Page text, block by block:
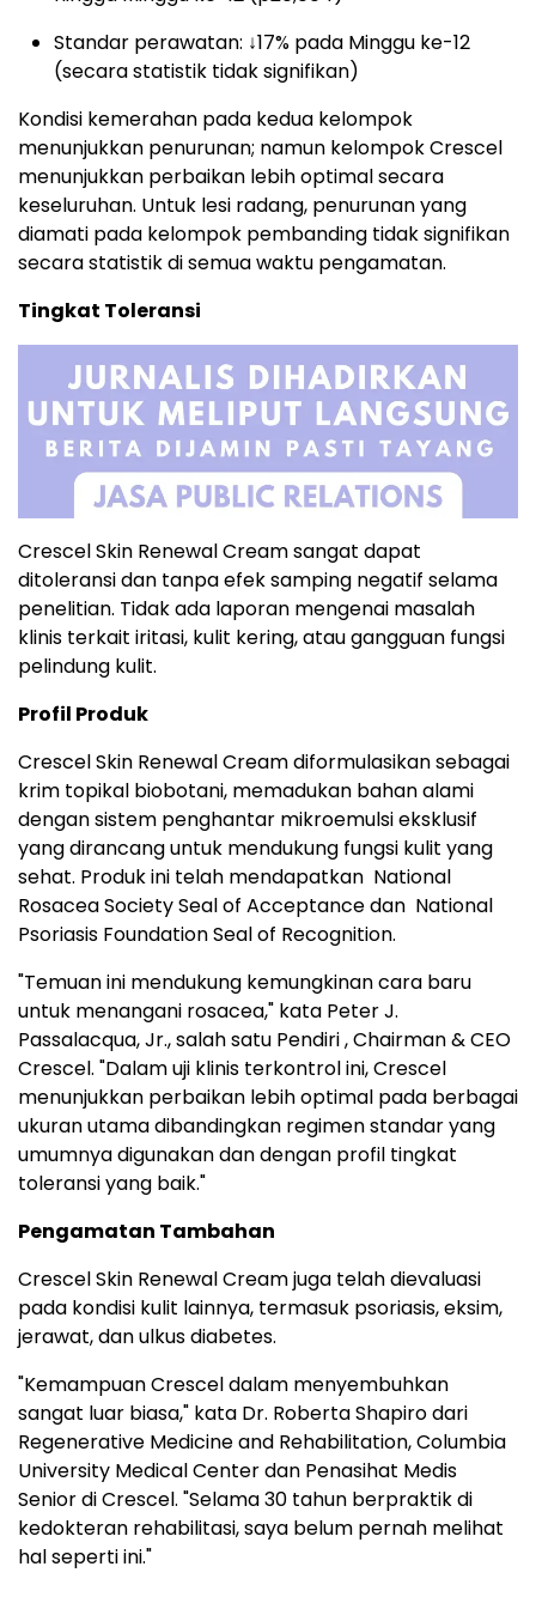
Standar perawatan: ↓17% pada Minggu ke-12
(secara statistik tidak signifikan)
Kondisi kemerahan pada kedua kelompok
menunjukkan penurunan; namun kelompok Crescel
menunjukkan perbaikan lebih optimal secara
keseluruhan. Untuk lesi radang, penurunan yang
diamati pada kelompok pembanding tidak signifikan
secara statistik di semua waktu pengamatan.
Tingkat Toleransi
Crescel Skin Renewal Cream sangat dapat
ditoleransi dan tanpa efek samping negatif selama
penelitian. Tidak ada laporan mengenai masalah
klinis terkait iritasi, kulit kering, atau gangguan fungsi
pelindung kulit.
Profil Produk
Crescel Skin Renewal Cream diformulasikan sebagai
krim topikal biobotani, memadukan bahan alami
dengan sistem penghantar mikroemulsi eksklusif
yang dirancang untuk mendukung fungsi kulit yang
sehat. Produk ini telah mendapatkan National
Rosacea Society Seal of Acceptance dan National
Psoriasis Foundation Seal of Recognition.
"Temuan ini mendukung kemungkinan cara baru
untuk menangani rosacea," kata Peter J.
Passalacqua, Jr., salah satu Pendiri , Chairman & CEO
Crescel. "Dalam uji klinis terkontrol ini, Crescel
menunjukkan perbaikan lebih optimal pada berbagai
ukuran utama dibandingkan regimen standar yang
umumnya digunakan dan dengan profil tingkat
toleransi yang baik."
Pengamatan Tambahan
Crescel Skin Renewal Cream juga telah dievaluasi
pada kondisi kulit lainnya, termasuk psoriasis, eksim,
jerawat, dan ulkus diabetes.
"Kemampuan Crescel dalam menyembuhkan
sangat luar biasa," kata Dr. Roberta Shapiro dari
Regenerative Medicine and Rehabilitation, Columbia
University Medical Center dan Penasihat Medis
Senior di Crescel. "Selama 30 tahun berpraktik di
kedokteran rehabilitasi, saya belum pernah melihat
hal seperti ini."